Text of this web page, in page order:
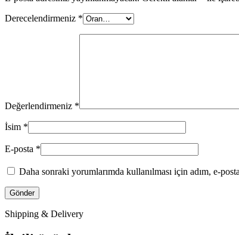
Derecelendirmeniz *
Değerlendirmeniz *
İsim *
E-posta *
Daha sonraki yorumlarımda kullanılması için adım, e-
Shipping & Delivery